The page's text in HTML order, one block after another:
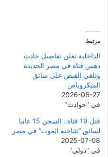
مرتبط
الداخلية تعلن تفاصيل حادث
دهس فتاة في مصر الجديدة
وتلقي القبض على سائق
الميكروباص
2026-06-27
في "حوادث"
قتل 19 فتاة.. السجن 15 عاما
لسائق “شاحنة الموت” في مصر
2025-07-08
في "دولي"